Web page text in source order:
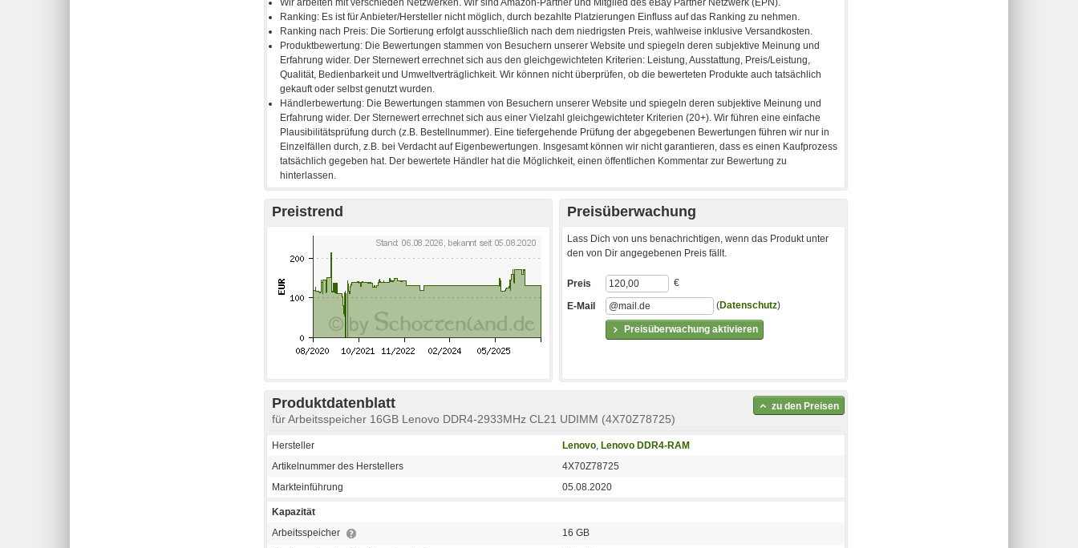
Preistrend Preisüberwachung
Lass Dich von uns benachrichtigen, wenn das Produkt unter
den von Dir angegebenen Preis fällt.
Preisüberwachung aktivieren
Preis €
E-Mail (Datenschutz)
Produktdatenblatt
für Arbeitsspeicher 16GB Lenovo DDR4-2933MHz CL21 UDIMM (4X70Z78725)
zu den Preisen
Hersteller Lenovo, Lenovo DDR4-RAM
Artikelnummer des Herstellers
4X70Z78725
Markteinführung
05.08.2020
Kapazität
Arbeitsspeicher
16 GB